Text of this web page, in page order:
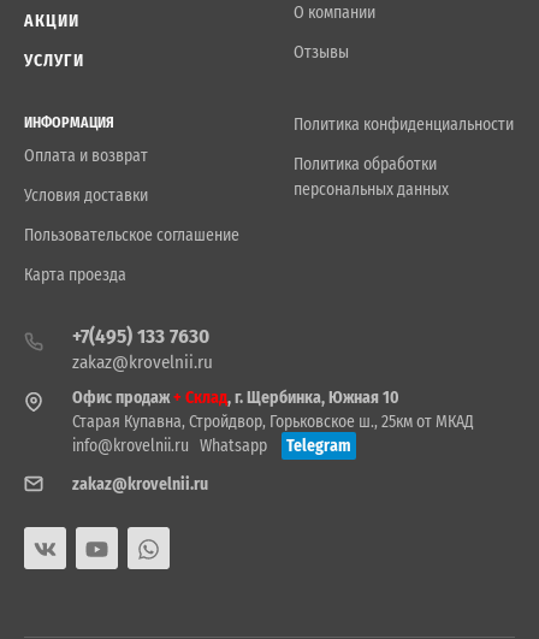
АКЦИИ
УСЛУГИ
О компании
Отзывы
ИНФОРМАЦИЯ
Оплата и возврат
Условия доставки
Пользовательское соглашение
Карта проезда
Политика конфиденциальности
Политика обработки
персональных данных
+7(495) 133 7630
zakaz@krovelnii.ru
Офис продаж+ Склад, г. Щербинка, Южная 10
Старая Купавна, Стройдвор, Горьковское ш., 25км от МКАД
info@krovelnii.ru Whatsapp
Telegram
zakaz@krovelnii.ru